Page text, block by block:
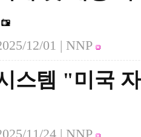
12/01 | NNP
스템 "미국
11/24 | NNP